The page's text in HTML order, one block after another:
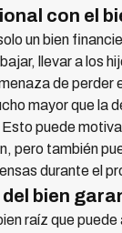
con el
un bien
llevar a los
de perder
mayor que la
puede
pero también
durante el
bien
raíz que